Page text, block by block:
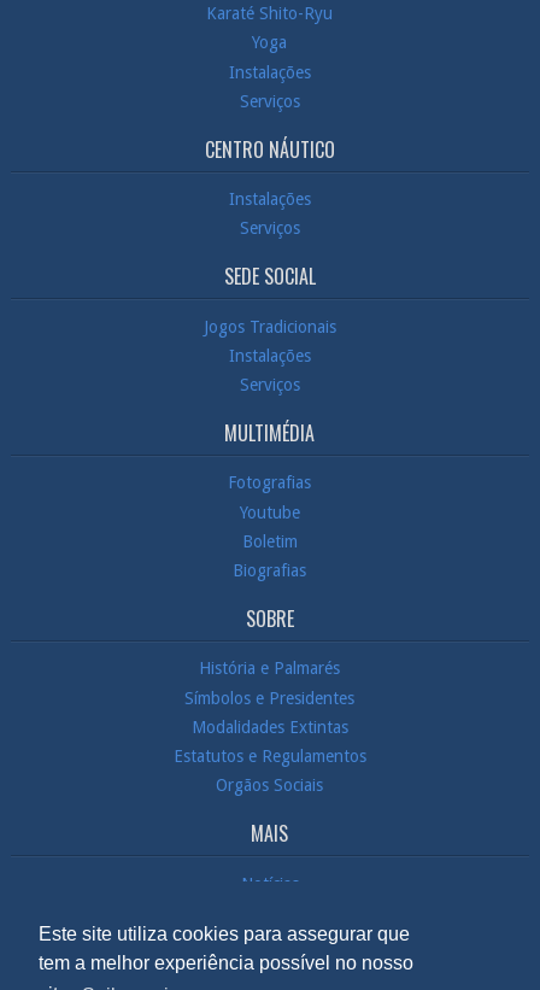
Este site utiliza cookies para assegurar que
tem a melhor experiência possível no nosso
Karaté Shito-Ryu
Yoga
Instalações
Serviços
CENTRO NÁUTICO
Instalações
Serviços
SEDE SOCIAL
Jogos Tradicionais
Instalações
Serviços
MULTIMÉDIA
Fotografias
Youtube
Boletim
Biografias
SOBRE
História e Palmarés
Símbolos e Presidentes
Modalidades Extintas
Estatutos e Regulamentos
Orgãos Sociais
MAIS
Notícias
Sócios
Em Direto